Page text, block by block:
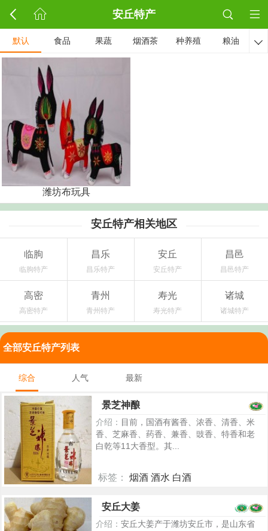
安丘特产
默认 食品 果蔬 烟酒茶 种养殖 粮油 
潍坊布玩具
安丘特产相关地区
临朐
临朐特产
昌乐
昌乐特产
安丘
安丘特产
昌邑
昌邑特产
高密
高密特产
青州
青州特产
寿光
寿光特产
诸城
诸城特产
全部安丘特产列表
综合 人气 最新
景芝神酿
介绍： 目前，国酒有酱香、浓香、清香、米
香、芝麻香、药香、兼香、豉香、特香和老
白乾等11大香型。其...
标签： 烟酒 酒水 白酒
安丘大姜
介绍： 安丘大姜产于潍坊安丘市，是山东省